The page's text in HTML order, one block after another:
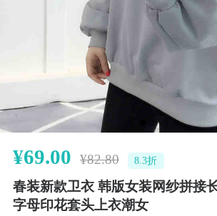
¥69.00 ¥82.80 8.3折
春装新款卫衣 韩版女装网纱拼接
字母印花套头上衣潮女